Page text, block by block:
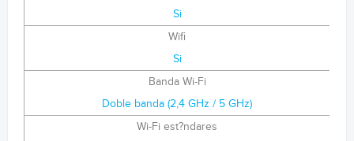
Si
Wifi
Si
Banda Wi-Fi
Doble banda (2,4 GHz / 5 GHz)
Wi-Fi est?ndares